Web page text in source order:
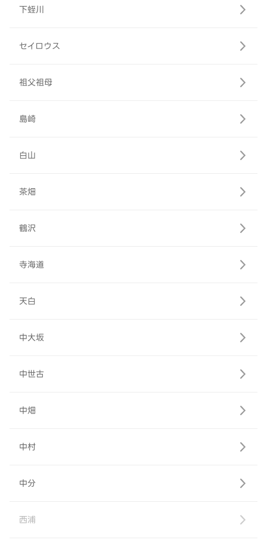
下蛭川
セイロウス
祖父祖母
島崎
白山
茶畑
鶴沢
寺海道
天白
中大坂
中世古
中畑
中村
中分
西浦